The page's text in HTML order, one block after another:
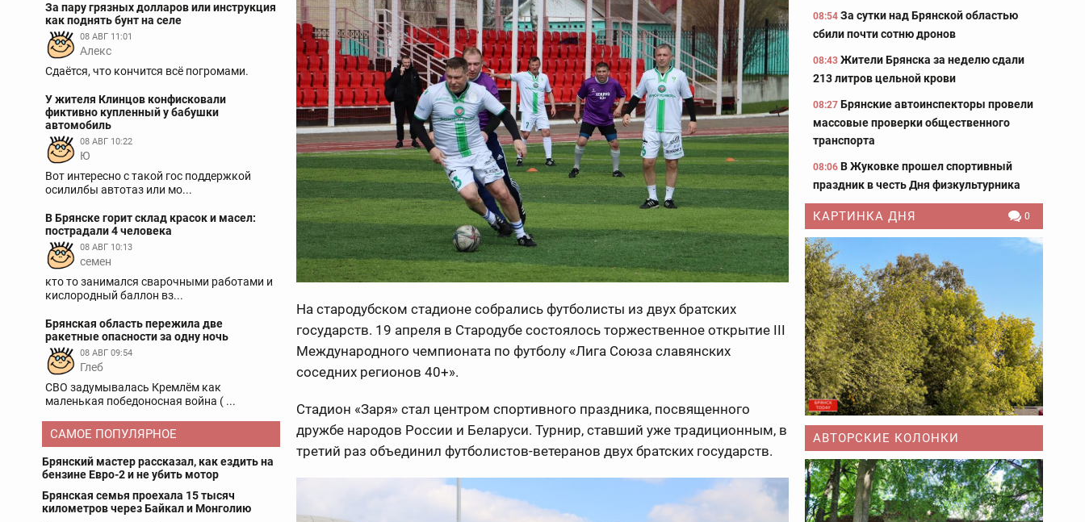
За пару грязных долларов или инструкция
как поднять бунт на селе
08 АВГ 11:01
Aлекс
Сдаётся, что кончится всё погромами.
У жителя Клинцов конфисковали
фиктивно купленный у бабушки
автомобиль
08 АВГ 10:22
Ю
Вот интересно с такой гос поддержкой
осилилбы автотаз или мо...
В Брянске горит склад красок и масел:
пострадали 4 человека
08 АВГ 10:13
семен
кто то занимался сварочными работами и
кислородный баллон вз...
Брянская область пережила две
ракетные опасности за одну ночь
08 АВГ 09:54
Глеб
СВО задумывалась Кремлём как
маленькая победоносная война ( ...
САМОЕ ПОПУЛЯРНОЕ
Брянский мастер рассказал, как ездить на
бензине Евро-2 и не убить мотор
Брянская семья проехала 15 тысяч
километров через Байкал и Монголию
На стародубском стадионе собрались футболисты из двух братских
государств. 19 апреля в Стародубе состоялось торжественное открытие III
Международного чемпионата по футболу «Лига Союза славянских
соседних регионов 40+».
Стадион «Заря» стал центром спортивного праздника, посвященного
дружбе народов России и Беларуси. Турнир, ставший уже традиционным, в
третий раз объединил футболистов-ветеранов двух братских государств.
08:54 За сутки над Брянской областью
сбили почти сотню дронов
08:43 Жители Брянска за неделю сдали
213 литров цельной крови
08:27 Брянские автоинспекторы провели
массовые проверки общественного
транспорта
08:06 В Жуковке прошел спортивный
праздник в честь Дня физкультурника
КАРТИНКА ДНЯ 0
АВТОРСКИЕ КОЛОНКИ